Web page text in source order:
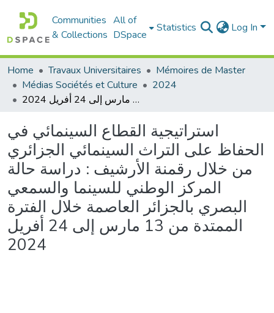
Communities
& Collections
All of
DSpace
Statistics Log In
Home Travaux Universitaires
Mémoires de Master
Médias Sociétés et Culture
2024
استراتيجية القطاع السينمائي في الحفاظ على التراث السينمائي الجزائري من خلال رقمنة الأرشيف : دراسة حالة المركز الوطني للسينما والسمعي البصري بالجزائر العاصمة خلال الفترة الممتدة من 13 مارس إلى 24 أفريل 2024
استراتيجية القطاع السينمائي في
الحفاظ على التراث السينمائي الجزائري
من خلال رقمنة الأرشيف : دراسة حالة
المركز الوطني للسينما والسمعي
البصري بالجزائر العاصمة خلال الفترة
الممتدة من 13 مارس إلى 24 أفريل
2024